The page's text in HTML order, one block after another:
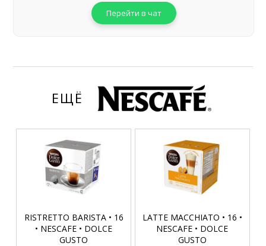
Перейти в чат
ЕЩЁ
RISTRETTO BARISTA • 16
• NESCAFE • DOLCE
GUSTO
LATTE MACCHIATO • 16 •
NESCAFE • DOLCE
GUSTO